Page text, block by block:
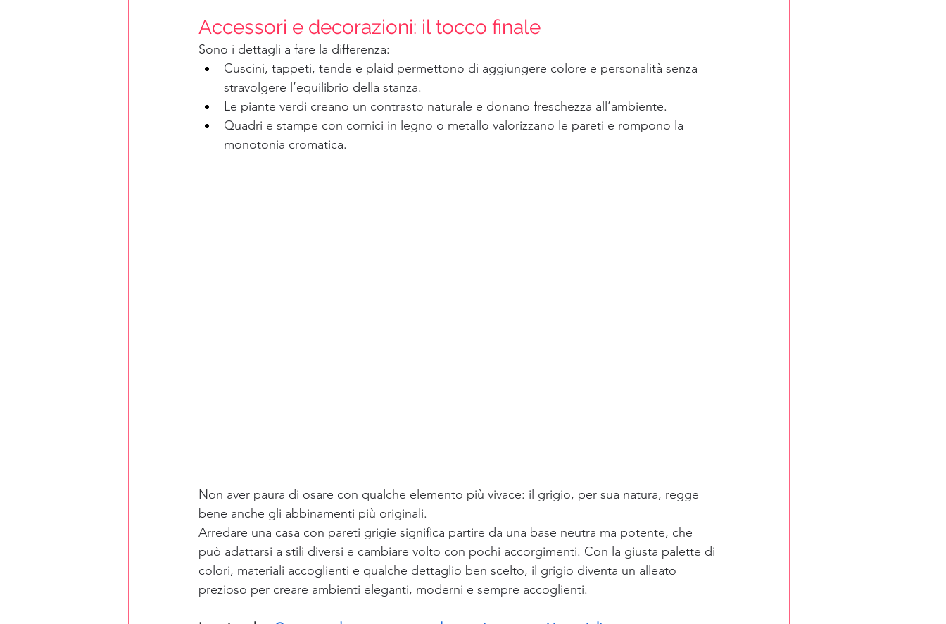
Accessori e decorazioni: il tocco finale
Sono i dettagli a fare la differenza:
Cuscini, tappeti, tende e plaid permettono di aggiungere colore e personalità senza
stravolgere l’equilibrio della stanza.
Le piante verdi creano un contrasto naturale e donano freschezza all’ambiente.
Quadri e stampe con cornici in legno o metallo valorizzano le pareti e rompono la
monotonia cromatica.
Non aver paura di osare con qualche elemento più vivace: il grigio, per sua natura, regge
bene anche gli abbinamenti più originali.
Arredare una casa con pareti grigie significa partire da una base neutra ma potente, che
può adattarsi a stili diversi e cambiare volto con pochi accorgimenti. Con la giusta palette di
colori, materiali accoglienti e qualche dettaglio ben scelto, il grigio diventa un alleato
prezioso per creare ambienti eleganti, moderni e sempre accoglienti.